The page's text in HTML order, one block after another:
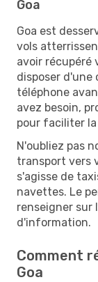
Goa
Goa est
vols
avoir récupéré
disposer
téléphone
avez besoin,
pour faciliter
N'oubliez pas
transport vers
s'agisse de
navettes. Le
renseigner sur
d'information.
Comment
Goa